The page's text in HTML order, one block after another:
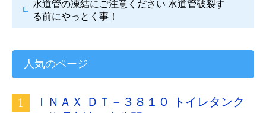
水道管の凍結にご注意ください 水道管破裂す
る前にやっとく事！
人気のページ
ＩＮＡＸ ＤＴ－３８１０ トイレタンク